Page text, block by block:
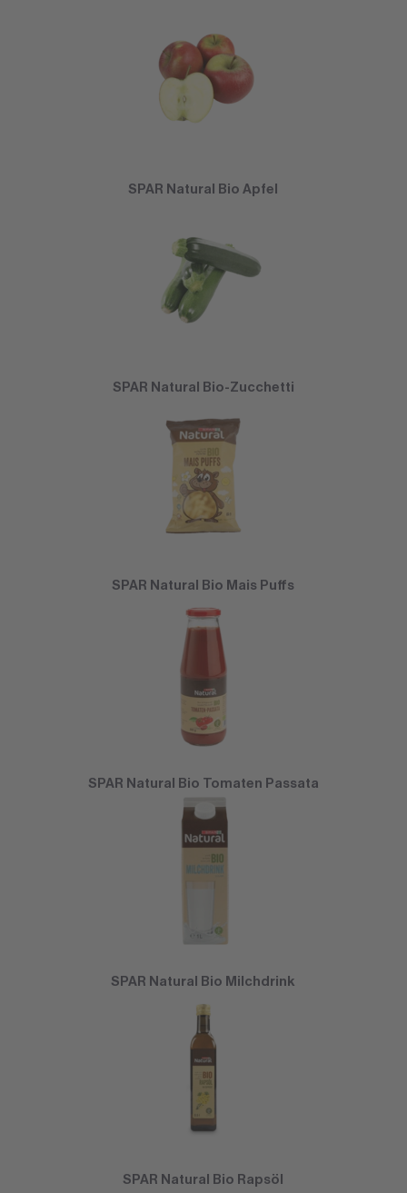
SPAR Natural Bio Apfel
SPAR Natural Bio-Zucchetti
SPAR Natural Bio Mais Puffs
SPAR Natural Bio Tomaten Passata
SPAR Natural Bio Milchdrink
SPAR Natural Bio Rapsöl